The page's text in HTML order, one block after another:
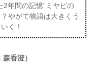
2年間の記憶”ミヤビの
やがて物語は大きくう
く！
香澄）